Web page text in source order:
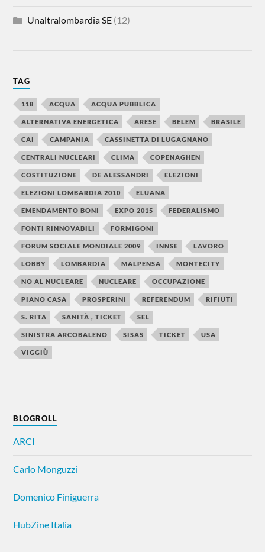
Unaltralombardia SE (12)
TAG
118 ACQUA ACQUA PUBBLICA
ALTERNATIVA ENERGETICA ARESE BELEM BRASILE
CAI CAMPANIA CASSINETTA DI LUGAGNANO
CENTRALI NUCLEARI CLIMA COPENAGHEN
COSTITUZIONE DE ALESSANDRI ELEZIONI
ELEZIONI LOMBARDIA 2010 ELUANA
EMENDAMENTO BONI EXPO 2015 FEDERALISMO
FONTI RINNOVABILI FORMIGONI
FORUM SOCIALE MONDIALE 2009 INNSE LAVORO
LOBBY LOMBARDIA MALPENSA MONTECITY
NO AL NUCLEARE NUCLEARE OCCUPAZIONE
PIANO CASA PROSPERINI REFERENDUM RIFIUTI
S. RITA SANITÀ , TICKET SEL
SINISTRA ARCOBALENO SISAS TICKET USA
VIGGIÙ
BLOGROLL
ARCI
Carlo Monguzzi
Domenico Finiguerra
HubZine Italia